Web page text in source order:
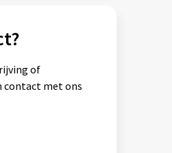
of
contact met ons